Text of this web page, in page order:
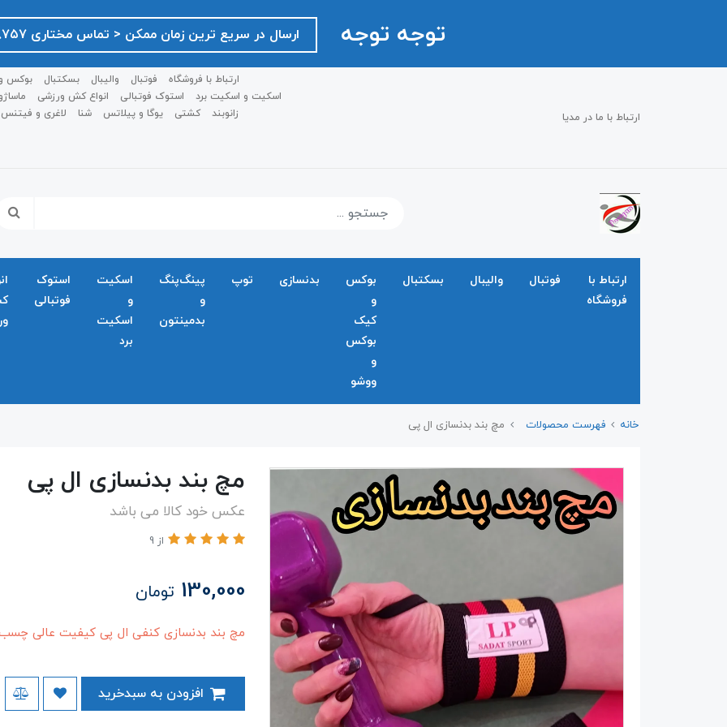
توجه توجه ارسال در سریع ترین زمان ممکن ‌< تماس مختاری ۰۹۱۲۷۵۱۸۷۵۷ >
ارتباط با ما در مدیا
ارتباط با فروشگاه فوتبال والیبال بسکتبال
بوکس
اسکیت و اسکیت برد
استوک فوتبالی انواع کش ورزشی
زانوبند
کشتی یوگا و پیلاتس شنا لاغری و فیتنس
ارتباط با
فروشگاه
فوتبال والیبال بسکتبال
بوکس
و
کیک
بوکس
و
ووشو
بدنسازی توپ
پینگ‌پنگ
و
بدمينتون
اسکیت
و
اسکیت
برد
استوک
فوتبالی
خانه فهرست محصولات مچ بند بدنسازی ال پی
مچ بند بدنسازی ال پی
عکس خود کالا می باشد
از 9
130,000 تومان
مچ بند بدنسازی کنفی ال پی کیفیت عالی